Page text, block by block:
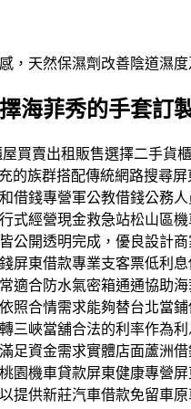
，天然保濕劑改善陰道濕
海菲秀的手套訂
買賣出租販售選擇二手
族群搭配傳統網路搜尋
借錢專營軍公教借錢公務
式經營現金救急站松山區
公開透明完成，優良設計
屏東借款專業支客票低利
適合防水氣密箱通通協助
照合情需求能夠替台北當
三峽當舖合法的利率作為
足資金需求實體店面蘆洲
園機車貸款屏東健康專營
提供新莊汽車借款免留車